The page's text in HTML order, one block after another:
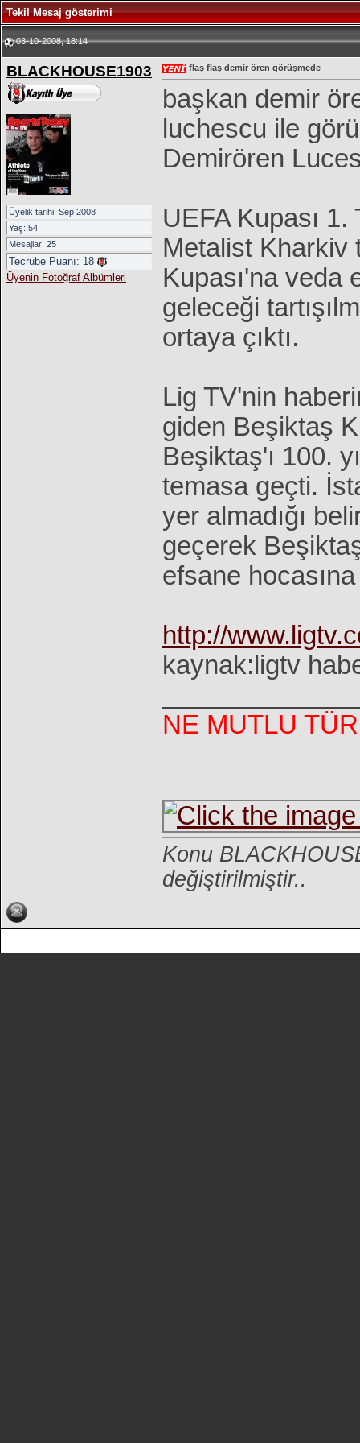
Tekil Mesaj gösterimi
03-10-2008, 18:14
BLACKHOUSE1903
Üyelik tarihi: Sep 2008
Yaş: 54
Mesajlar: 25
Tecrübe Puanı: 18
Üyenin Fotoğraf Albümleri
flaş flaş demir ören görüşmede
başkan demir
luchescu ile
Demirören
UEFA Kupası
Metalist Kharkiv
Kupası'na veda
geleceği
ortaya çıktı.
Lig TV'nin
giden Beşiktaş
Beşiktaş'ı 100.
temasa geçti.
yer almadığı
geçerek
efsane
http://
kaynak:ligtv
NE MUTLU
Konu
değiştirilmiştir..